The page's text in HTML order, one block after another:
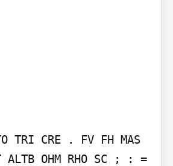
CRE . FV FH MAS
ALTB OHM RHO SC ; : =